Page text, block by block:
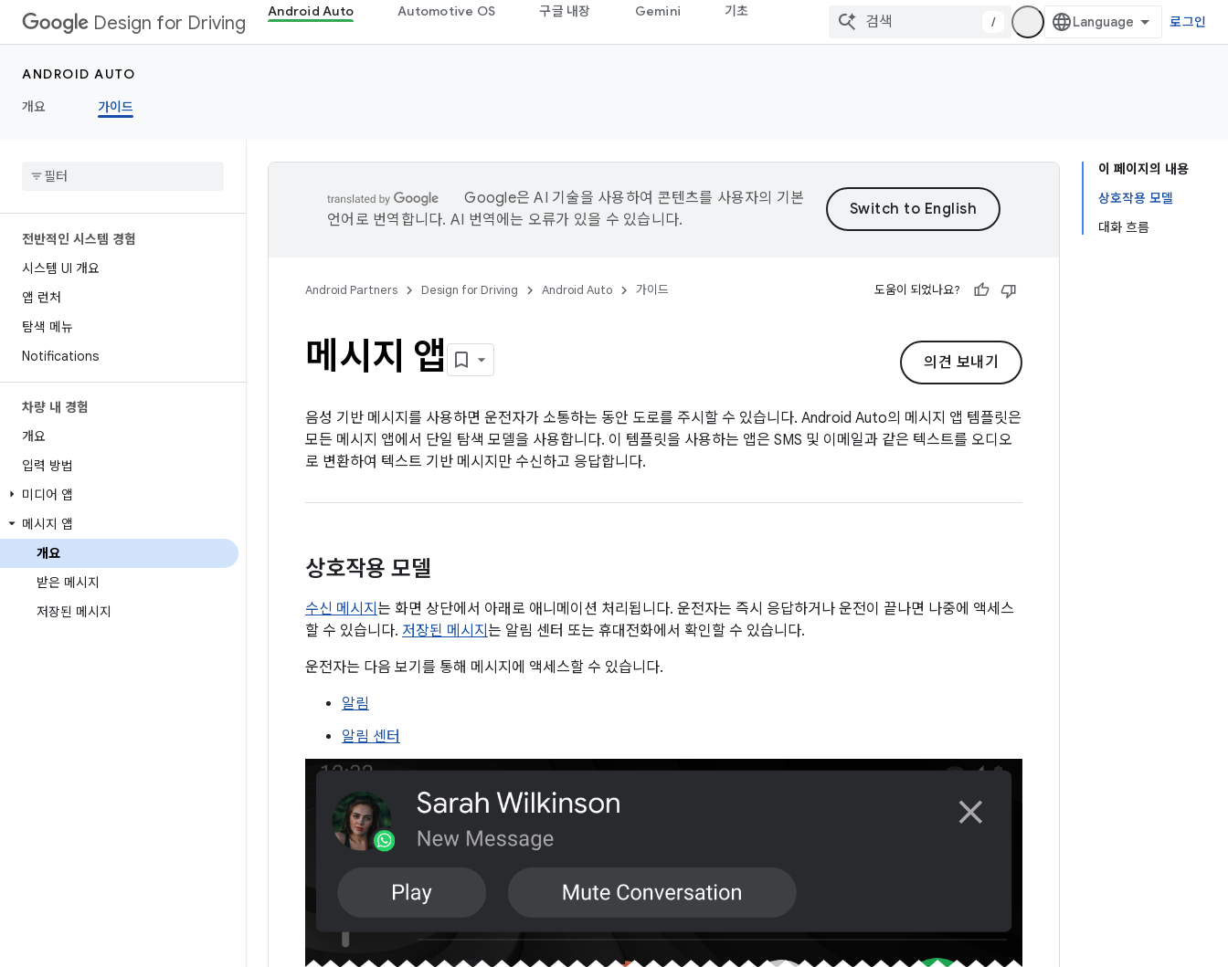
Design for Driving
Android Auto Automotive OS 구글 내장 Gemini 기초
/ 로그인
ANDROID AUTO
개요
가이드
전반적인 시스템 경험
시스템 UI 개요
앱 런처
탐색 메뉴
Notifications
차량 내 경험
개요
입력 방법
미디어 앱
메시지 앱
개요
받은 메시지
저장된 메시지
이 페이지의 내용
상호작용 모델
대화 흐름
Google은 AI 기술을 사용하여 콘텐츠를 사용자의 기본
언어로 번역합니다. AI 번역에는 오류가 있을 수 있습니다.
Android Partners Design for Driving Android Auto 가이드 도움이 되었나요?
의견 보내기
메시지 앱
음성 기반 메시지를 사용하면 운전자가 소통하는 동안 도로를 주시할 수 있습니다. Android Auto의 메시지 앱 템플릿은
모든 메시지 앱에서 단일 탐색 모델을 사용합니다. 이 템플릿을 사용하는 앱은 SMS 및 이메일과 같은 텍스트를 오디오
로 변환하여 텍스트 기반 메시지만 수신하고 응답합니다.
상호작용 모델
수신 메시지 는 화면 상단에서 아래로 애니메이션 처리됩니다. 운전자는 즉시 응답하거나 운전이 끝나면 나중에 액세스
할 수 있습니다. 저장된 메시지 는 알림 센터 또는 휴대전화에서 확인할 수 있습니다.
운전자는 다음 보기를 통해 메시지에 액세스할 수 있습니다.
알림
알림 센터